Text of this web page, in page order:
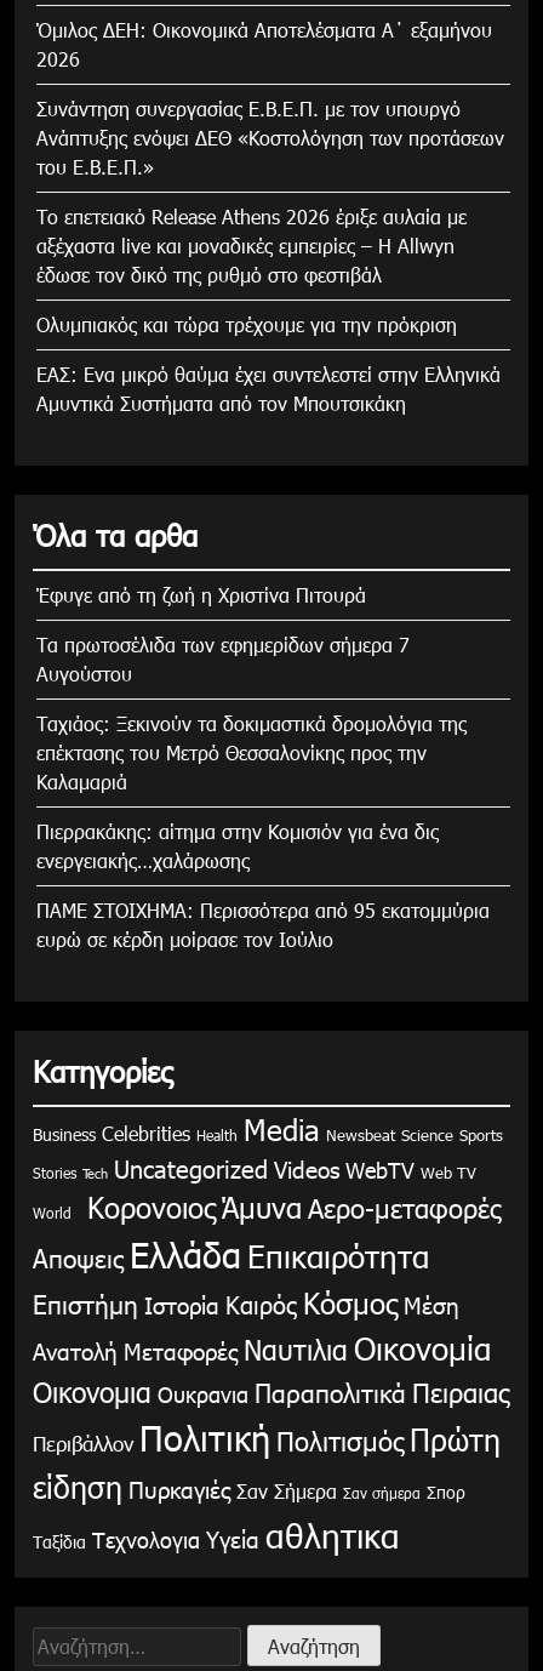
Όμιλος ΔΕΗ: Οικονομικά Αποτελέσματα Α΄ εξαμήνου
2026
Συνάντηση συνεργασίας Ε.Β.Ε.Π. με τον υπουργό
Ανάπτυξης ενόψει ΔΕΘ «Κοστολόγηση των προτάσεων
του Ε.Β.Ε.Π.»
Το επετειακό Release Athens 2026 έριξε αυλαία με
αξέχαστα live και μοναδικές εμπειρίες – Η Allwyn
έδωσε τον δικό της ρυθμό στο φεστιβάλ
Ολυμπιακός και τώρα τρέχουμε για την πρόκριση
ΕΑΣ: Ενα μικρό θαύμα έχει συντελεστεί στην Ελληνικά
Αμυντικά Συστήματα από τον Μπουτσικάκη
Όλα τα αρθα
Έφυγε από τη ζωή η Χριστίνα Πιτουρά
Τα πρωτοσέλιδα των εφημερίδων σήμερα 7
Αυγούστου
Tαχιάος: Ξεκινούν τα δοκιμαστικά δρομολόγια της
επέκτασης του Μετρό Θεσσαλονίκης προς την
Καλαμαριά
Πιερρακάκης: αίτημα στην Κομισιόν για ένα δις
ενεργειακής…χαλάρωσης
ΠΑΜΕ ΣΤΟΙΧΗΜΑ: Περισσότερα από 95 εκατομμύρια
ευρώ σε κέρδη μοίρασε τον Ιούλιο
Κατηγορίες
Business Celebrities Health Media Newsbeat Science Sports
Stories Tech Uncategorized Videos WebTV Web TV
World ΚορονοιοςΆμυνα Αερο-μεταφορές
Αποψεις Ελλάδα Επικαιρότητα
Επιστήμη Ιστορία Καιρός Κόσμος Μέση
Ανατολή Μεταφορές Ναυτιλια Οικονομία
Οικονομια Ουκρανια Παραπολιτικά Πειραιας
Περιβάλλον Πολιτική Πολιτισμός Πρώτη
είδηση Πυρκαγιές Σαν Σήμερα Σαν σήμερα Σπορ
Ταξίδια Τεχνολογια Υγεία αθλητικα
Αναζήτηση